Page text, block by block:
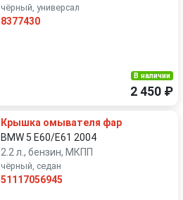
чёрный, универсал
8377430
В наличии
2 450 ₽
Крышка омывателя фар
BMW 5 E60/E61 2004
2.2 л., бензин, МКПП
чёрный, седан
51117056945